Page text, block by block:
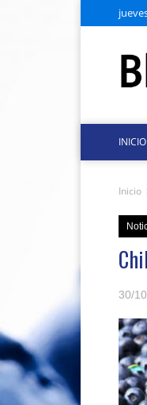
INICIO
Inicio
30/